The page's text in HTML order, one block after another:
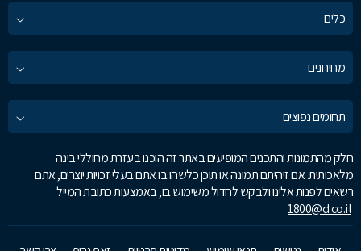
כלים
מחירונים
תחומים נפוצים
חלק מהתמונות והתכנים המופיעים באתר זה הוכנו בעזרת מחוללי בינה
מלאכותית. אם זיהיתם תמונה או תוכן כלשהו בו אתם בעלי זכויות יוצרים, אתם
רשאים לפנות אלינו ולבקש לחדול משימוש בו, באמצעות כתובת המייל
1800@d.co.il